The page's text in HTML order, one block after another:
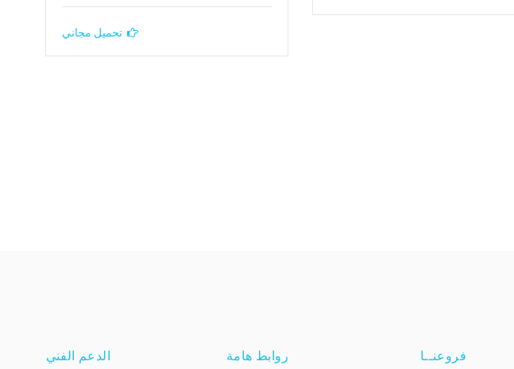
تحميل مجاني
فروعنــا روابط هامة الدعم الفني